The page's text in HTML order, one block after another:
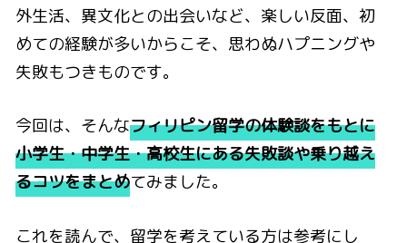
外生活、異文化との出会いなど、楽しい反面、初
めての経験が多いからこそ、思わぬハプニングや
失敗もつきものです。
今回は、そんなフィリピン留学の体験談をもとに
小学生・中学生・高校生にある失敗談や乗り越え
るコツをまとめてみました。
これを読んで、留学を考えている方は参考にし